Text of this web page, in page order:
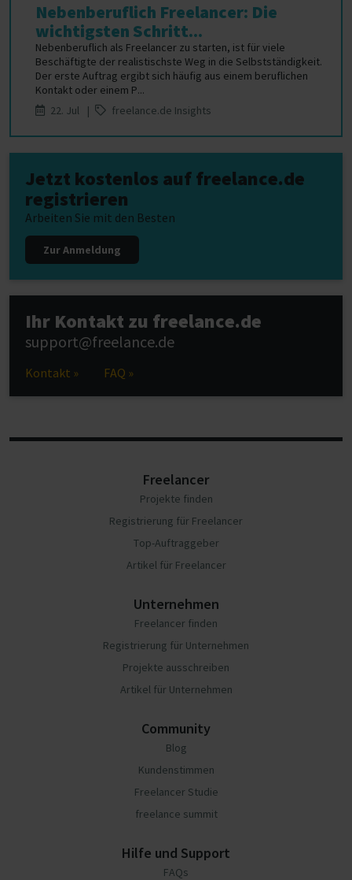
Nebenberuflich Freelancer: Die
wichtigsten Schritt...
Nebenberuflich als Freelancer zu starten, ist für viele
Beschäftigte der realistischste Weg in die Selbstständigkeit.
Der erste Auftrag ergibt sich häufig aus einem beruflichen
Kontakt oder einem P...
22. Jul |
freelance.de Insights
Jetzt kostenlos auf freelance.de
registrieren
Arbeiten Sie mit den Besten
Zur Anmeldung
Ihr Kontakt zu freelance.de
support@freelance.de
Kontakt » FAQ »
Freelancer
Projekte finden
Registrierung für Freelancer
Top-Auftraggeber
Artikel für Freelancer
Unternehmen
Freelancer finden
Registrierung für Unternehmen
Projekte ausschreiben
Artikel für Unternehmen
Community
Blog
Kundenstimmen
Freelancer Studie
freelance summit
Hilfe und Support
FAQs